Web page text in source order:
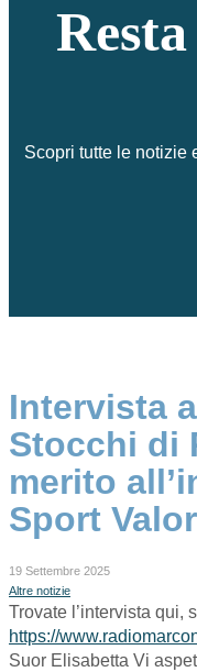
Scopri tutte le notizie
Intervista
Stocchi di
merito
Sport
19 Settembre 2025
Altre notizie
Trovate l’intervista qui,
https://
Suor Elisabetta Vi